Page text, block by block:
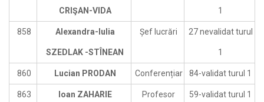
CRIŞAN-VIDA 1
858 Alexandra-Iulia
SZEDLAK -STÎNEAN
Șef lucrări 27 nevalidat turul
1
860 Lucian PRODAN Conferențiar 84-validat turul 1
863 Ioan ZAHARIE Profesor 59-validat turul 1